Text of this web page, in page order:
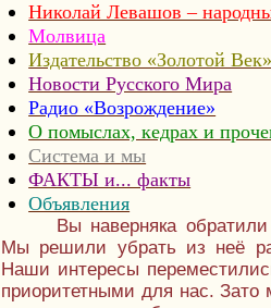
Николай Левашов –
Молвица
Издательство «Золотой Век»
Новости Русского Мира
Радио «Возрождение»
О помыслах, кедрах и
Система и мы
ФАКТЫ и... факты
Объявления
Вы наверняка
Мы решили убрать из неё
Наши интересы
приоритетными для нас.